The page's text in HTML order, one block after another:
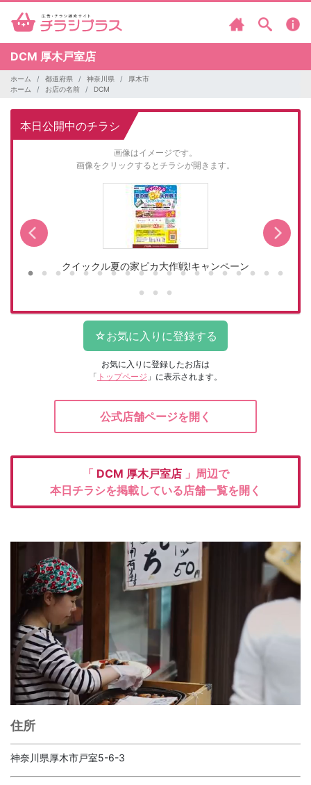
DCM 厚木戸室店
ホーム 都道府県 神奈川県
厚木市
ホーム
お店の名前 DCM
本日公開中のチラシ
画像はイメージです。
画像をクリックするとチラシが開きます。
クイックル夏の家ピカ大作戦!キャンペーン
お気に入りに登録したお店は
「 トップページ 」に表示されます。
公式店舗ページを開く
「 DCM 厚木戸室店 」周辺で
本日チラシを掲載している店舗一覧を開く
住所
神奈川県厚木市戸室5-6-3